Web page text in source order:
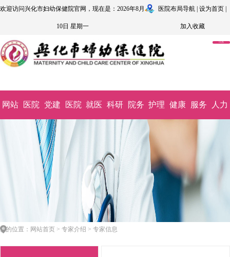
欢迎访问兴化市妇幼保健院官网，现在是：2026年8月
10日 星期一
医院布局导航 |设为首页
加入收藏
OA系
网站
首页
医院
概况
党建
文化
医院
动态
就医
指南
科研
教学
院务
公开
护理
园地
健康
科普
服务
监督
人力
资源
您的位置：网站首页 > 专家介绍 > 专家信息